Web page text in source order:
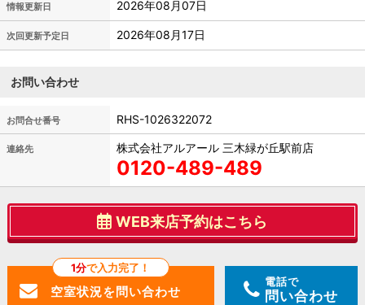
情報更新日 2026年08月07日
次回更新予定日 2026年08月17日
お問い合わせ
お問合せ番号 RHS-1026322072
連絡先 株式会社アルアール 三木緑が丘駅前店
0120-489-489
WEB来店予約はこちら
1分で入力完了！
電話で
問い合わせ